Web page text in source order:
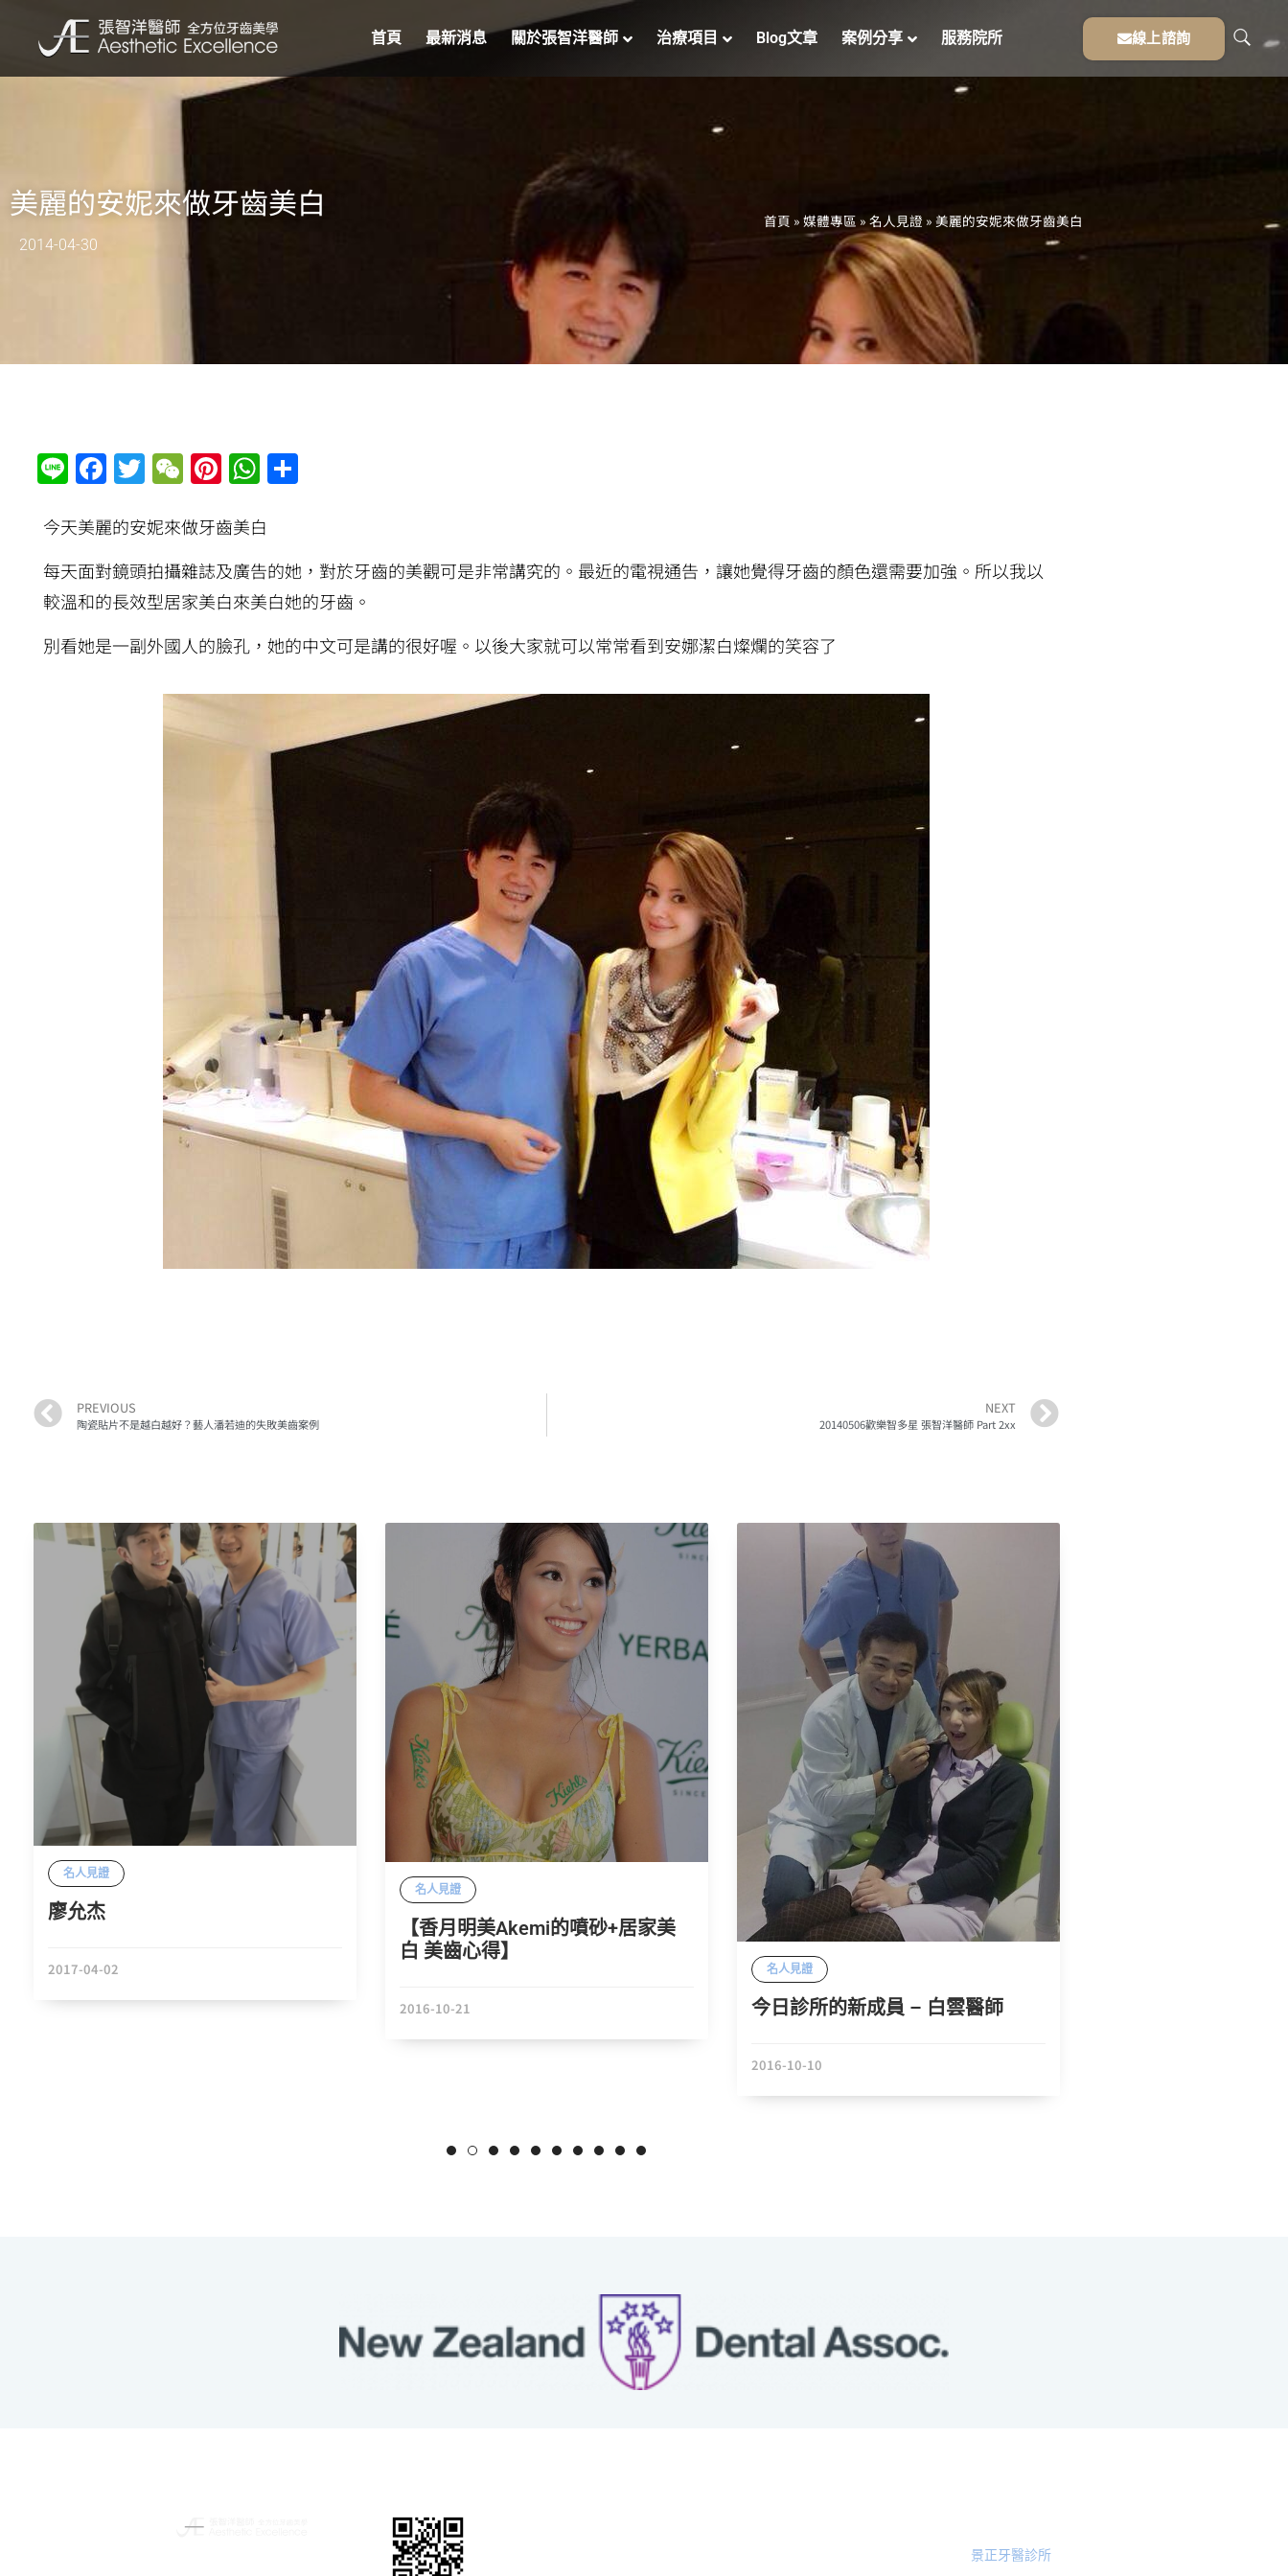
首頁 最新消息 關於張智洋醫師 治療項目 Blog文章 案例分享 服務院所 線上諮詢
美麗的安妮來做牙齒美白
2014-04-30
首頁 » 媒體專區 » 名人見證 » 美麗的安妮來做牙齒美白
LineFacebook
Twitter
WeChat
Pinterest
WhatsApp
今天美麗的安妮來做牙齒美白
每天面對鏡頭拍攝雜誌及廣告的她，對於牙齒的美觀可是非常講究的。最近的電視通告，讓她覺得牙齒的顏色還需要加強。所以我以
較溫和的長效型居家美白來美白她的牙齒。
別看她是一副外國人的臉孔，她的中文可是講的很好喔。以後大家就可以常常看到安娜潔白燦爛的笑容了
PREVIOUS
陶瓷貼片不是越白越好？藝人潘若迪的失敗美齒案例
NEXT
20140506歡樂智多星 張智洋醫師 Part 2xx
名人見證
廖允杰
2017-04-02
名人見證
【香月明美Akemi的噴砂+居家美
白 美齒心得】
2016-10-21
名人見證
今日診所的新成員 – 白雲醫師
2016-10-10
景正牙醫診所